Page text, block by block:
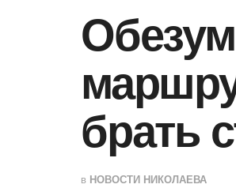
брать
в НОВОСТИ НИКОЛАЕВА